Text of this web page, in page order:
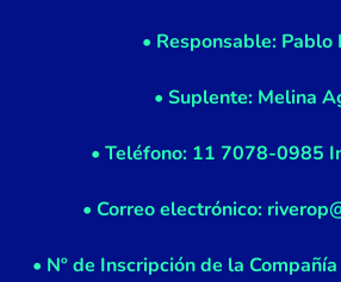
• Responsable: Pablo
• Suplente: Melina
• Teléfono: 11 7078-0985
• Correo electrónico:
• Nº de Inscripción de la